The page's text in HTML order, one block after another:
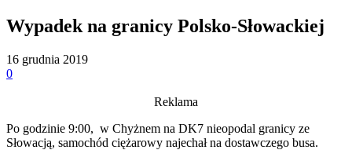
Wypadek na granicy Polsko-Słowackiej
16 grudnia 2019
0
Reklama
Po godzinie 9:00, w Chyżnem na DK7 nieopodal granicy ze
Słowacją, samochód ciężarowy najechał na dostawczego busa.